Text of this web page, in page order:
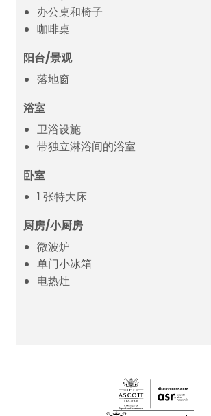
办公桌和椅子
咖啡桌
阳台/景观
落地窗
浴室
卫浴设施
带独立淋浴间的浴室
卧室
1 张特大床
厨房/小厨房
微波炉
单门小冰箱
电热灶